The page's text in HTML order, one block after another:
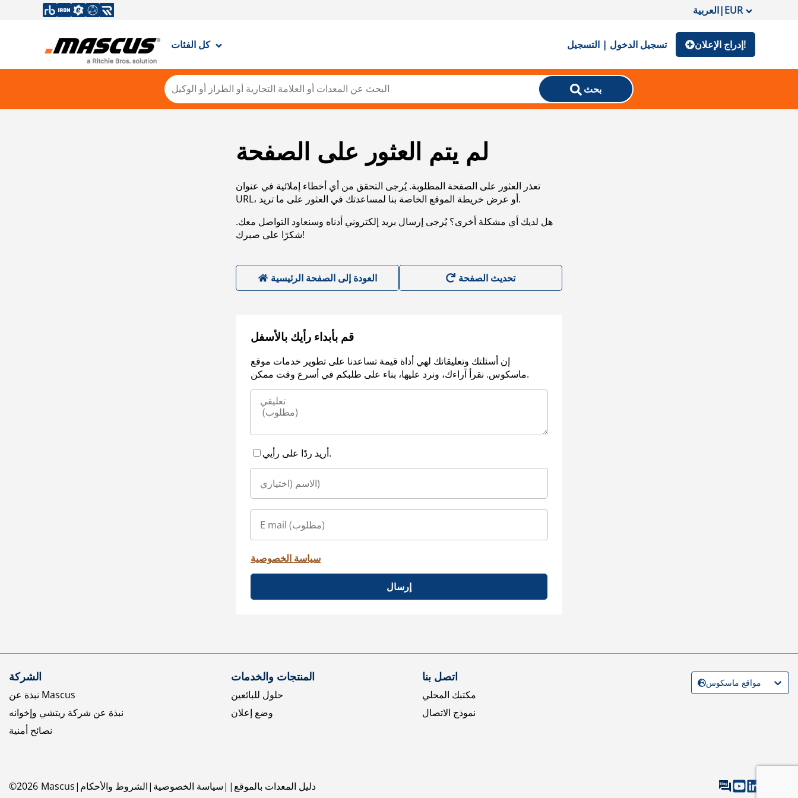
العربية|EUR
كل الفئات تسجيل الدخول | التسجيل إدراج الإعلان!
بحث
لم يتم العثور على الصفحة
تعذر العثور على الصفحة المطلوبة. يُرجى التحقق من أي أخطاء إملائية في عنوان
URL، أو عرض خريطة الموقع الخاصة بنا لمساعدتك في العثور على ما تريد.
هل لديك أي مشكلة أخرى؟ يُرجى إرسال بريد إلكتروني أدناه وسنعاود التواصل معك.
شكرًا على صبرك!
العودة إلى الصفحة الرئيسية
قم بأبداء رأيك بالأسفل
إن أسئلتك وتعليقاتك لهي أداة قيمة تساعدنا على تطوير خدمات موقع
ماسكوس. نقرأ آراءك، ونرد عليها، بناء على طلبكم في أسرع وقت ممكن.
أريد ردًا على رأيي.
سياسة الخصوصية
إرسال
الشركة
نبذة عن Mascus
نبذة عن شركة ريتشي وإخوانه
نصائح أمنية
المنتجات والخدمات
حلول للبائعين
وضع إعلان
اتصل بنا
مكتبك المحلي
نموذج الاتصال
©2026 Mascus الشروط والأحكام سياسة الخصوصية دليل المعدات بالموقع
مواقع ماسكوس